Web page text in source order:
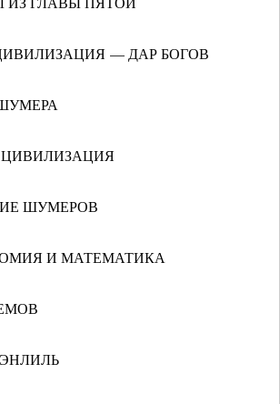
ЦИВИЛИЗАЦИЯ — ДАР БОГОВ
ШУМЕРОВ
И МАТЕМАТИКА